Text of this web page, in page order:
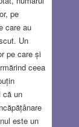
pe
care au
Un
pe care și
ceea
că un
este un